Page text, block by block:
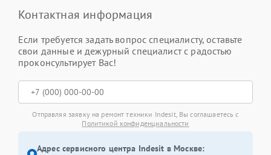
Контактная информация
Если требуется задать вопрос специалисту, оставьте
свои данные и дежурный специалист с радостью
проконсультирует Вас!
Отправляя заявку на ремонт техники Indesit, Вы соглашаетесь с
Политикой конфиденциальности
Адрес сервисного центра Indesit в Москве: